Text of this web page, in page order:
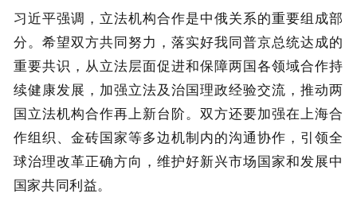
习近平强调，立法机构合作是中俄关系的重要组成部
分。希望双方共同努力，落实好我同普京总统达成的
重要共识，从立法层面促进和保障两国各领域合作持
续健康发展，加强立法及治国理政经验交流，推动两
国立法机构合作再上新台阶。双方还要加强在上海合
作组织、金砖国家等多边机制内的沟通协作，引领全
球治理改革正确方向，维护好新兴市场国家和发展中
国家共同利益。